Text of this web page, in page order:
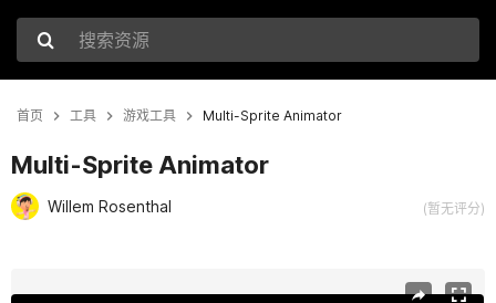
搜索资源
首页 工具 游戏工具 Multi-Sprite Animator
Multi-Sprite Animator
Willem Rosenthal (暂无评分)